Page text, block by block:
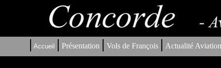
| Accueil | Présentation | Vols de François | Actualité